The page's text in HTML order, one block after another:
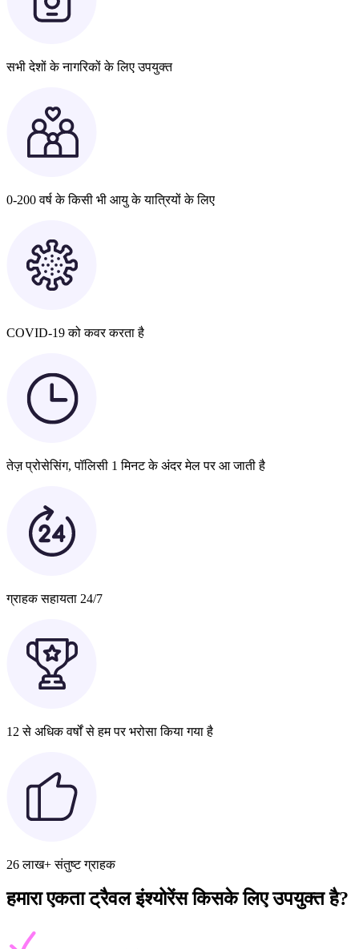
सभी देशों के नागरिकों के लिए उपयुक्त
0-200 वर्ष के किसी भी आयु के यात्रियों के लिए
COVID-19 को कवर करता है
तेज़ प्रोसेसिंग, पॉलिसी 1 मिनट के अंदर मेल पर आ जाती है
ग्राहक सहायता 24/7
12 से अधिक वर्षों से हम पर भरोसा किया गया है
26 लाख+ संतुष्ट ग्राहक
हमारा एकता ट्रैवल इंश्योरेंस किसके लिए उपयुक्त है?